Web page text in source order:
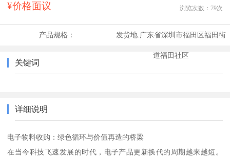
¥价格面议 浏览次数： 79次
产品规格： 发货地:广东省深圳市福田区福田街
道福田社区
关键词
详细说明
电子物料收购：绿色循环与价值再造的桥梁
在当今科技飞速发展的时代，电子产品更新换代的周期越来越短。